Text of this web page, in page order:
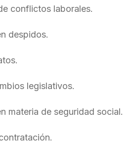
conflictos laborales.
despidos.
legislativos.
materia de seguridad social.